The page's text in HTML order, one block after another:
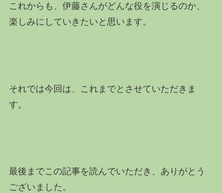
これからも、伊藤さんがどんな役を演じるのか、
楽しみにしていきたいと思います。
それでは今回は、これまでとさせていただきま
す。
最後までこの記事を読んでいただき、ありがとう
ございました。